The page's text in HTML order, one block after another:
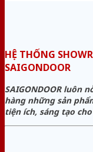
HỆ THỐNG
SAIGONDOOR
SAIGONDOOR luôn
hàng những sản
tiện ích, sáng tạo